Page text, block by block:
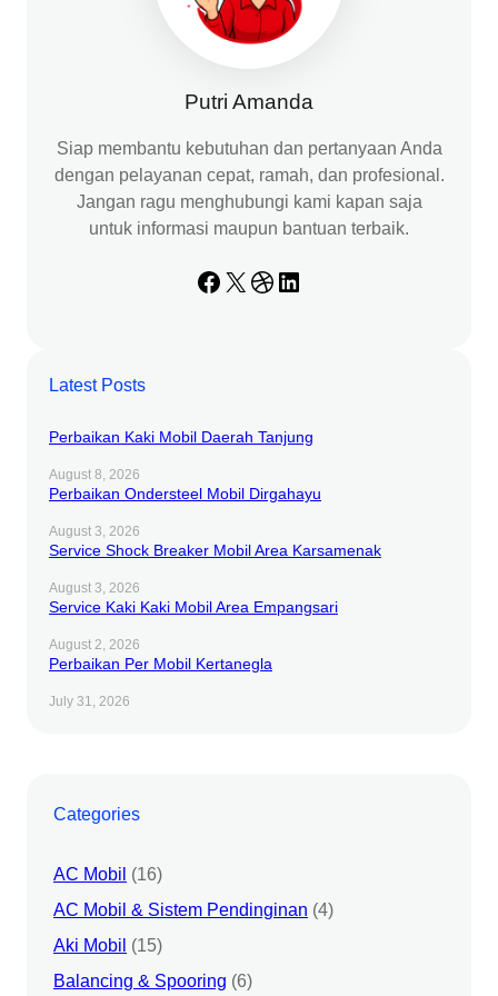
Putri Amanda
Siap membantu kebutuhan dan pertanyaan Anda
dengan pelayanan cepat, ramah, dan profesional.
Jangan ragu menghubungi kami kapan saja
untuk informasi maupun bantuan terbaik.
Facebook X Dribbble LinkedIn
Latest Posts
Perbaikan Kaki Mobil Daerah Tanjung
August 8, 2026
Perbaikan Ondersteel Mobil Dirgahayu
August 3, 2026
Service Shock Breaker Mobil Area Karsamenak
August 3, 2026
Service Kaki Kaki Mobil Area Empangsari
August 2, 2026
Perbaikan Per Mobil Kertanegla
July 31, 2026
Categories
AC Mobil (16)
AC Mobil & Sistem Pendinginan (4)
Aki Mobil (15)
Balancing & Spooring (6)